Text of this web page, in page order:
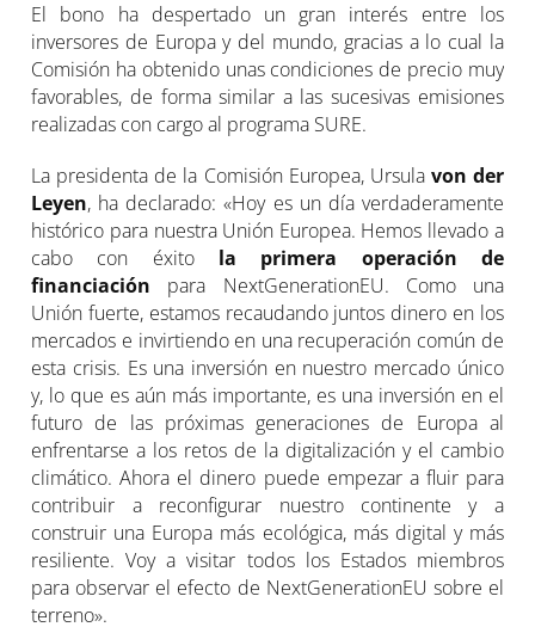
El bono ha despertado un gran interés entre los
inversores de Europa y del mundo, gracias a lo cual la
Comisión ha obtenido unas condiciones de precio muy
favorables, de forma similar a las sucesivas emisiones
realizadas con cargo al programa SURE.
La presidenta de la Comisión Europea, Ursula von der
Leyen, ha declarado: «Hoy es un día verdaderamente
histórico para nuestra Unión Europea. Hemos llevado a
cabo con éxito la primera operación de
financiación para NextGenerationEU. Como una
Unión fuerte, estamos recaudando juntos dinero en los
mercados e invirtiendo en una recuperación común de
esta crisis. Es una inversión en nuestro mercado único
y, lo que es aún más importante, es una inversión en el
futuro de las próximas generaciones de Europa al
enfrentarse a los retos de la digitalización y el cambio
climático. Ahora el dinero puede empezar a fluir para
contribuir a reconfigurar nuestro continente y a
construir una Europa más ecológica, más digital y más
resiliente. Voy a visitar todos los Estados miembros
para observar el efecto de NextGenerationEU sobre el
terreno».